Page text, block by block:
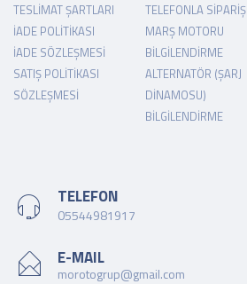
TESLIMAT ŞARTLARI
İADE POLITIKASI
İADE SÖZLEŞMESI
SATIŞ POLITIKASI
SÖZLEŞMESI
TELEFONLA SIPARIŞ
MARŞ MOTORU
BILGILENDIRME
ALTERNATÖR (ŞARJ
DINAMOSU)
BILGILENDIRME
TELEFON
05544981917
E-MAIL
morotogrup@gmail.com